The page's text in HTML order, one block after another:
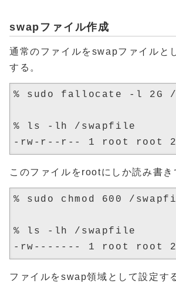
swapファイル作成
通常のファイルをswapファイルと
する。
% sudo fallocate -l 2G
% ls -lh /swapfile
このファイルをrootにしか読み書
% sudo chmod 600 /
% ls -lh /swapfile
ファイルをswap領域として設定す